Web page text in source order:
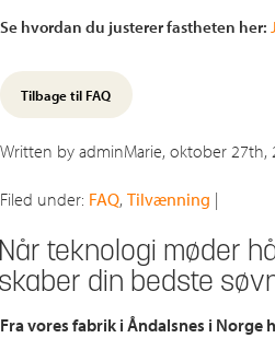
Se hvordan du justerer fastheten her:
Tilbage til FAQ
Written by adminMarie, oktober 27th,
Filed under: FAQ, Tilvænning |
teknologi møder
din bedste
Fra vores fabrik i Åndalsnes i Norge